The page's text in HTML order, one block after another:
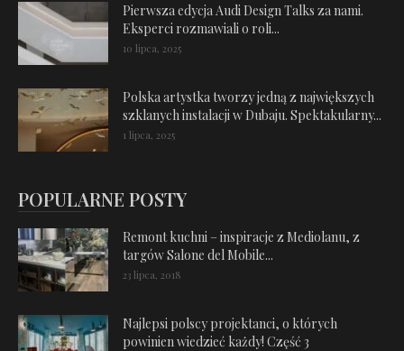
Pierwsza edycja Audi Design Talks za nami.
Eksperci rozmawiali o roli...
10 lipca, 2025
Polska artystka tworzy jedną z największych
szklanych instalacji w Dubaju. Spektakularny...
1 lipca, 2025
POPULARNE POSTY
Remont kuchni – inspiracje z Mediolanu, z
targów Salone del Mobile...
23 lipca, 2018
Najlepsi polscy projektanci, o których
powinien wiedzieć każdy! Część 3